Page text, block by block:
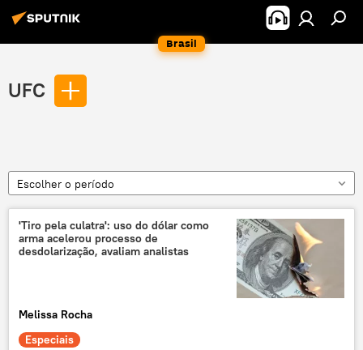
Brasil
UFC
Escolher o período
'Tiro pela culatra': uso do dólar como
arma acelerou processo de
desdolarização, avaliam analistas
Melissa Rocha
Especiais